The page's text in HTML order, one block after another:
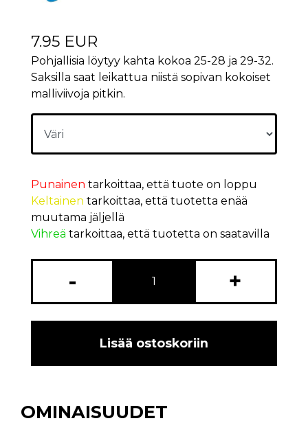
7.95 EUR
Pohjallisia löytyy kahta kokoa 25-28 ja 29-32.
Saksilla saat leikattua niistä sopivan kokoiset
malliviivoja pitkin.
Punainen tarkoittaa, että tuote on loppu
Keltainen tarkoittaa, että tuotetta enää
muutama jäljellä
Vihreä tarkoittaa, että tuotetta on saatavilla
- +
Lisää ostoskoriin
OMINAISUUDET